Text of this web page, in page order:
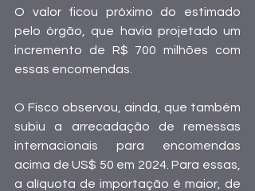
O valor ficou próximo do estimado
pelo órgão, que havia projetado um
incremento de R$ 700 milhões com
essas encomendas.
O Fisco observou, ainda, que também
subiu a arrecadação de remessas
internacionais para encomendas
acima de US$ 50 em 2024. Para essas,
a alíquota de importação é maior, de